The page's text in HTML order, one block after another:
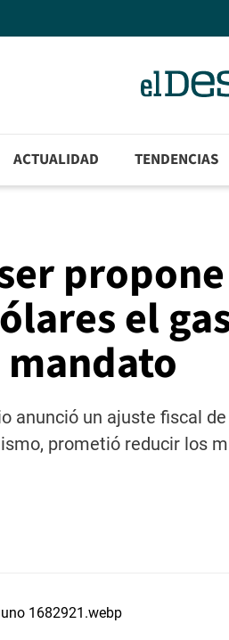
ACTUALIDAD TENDENCIAS
el
anunció un ajuste fiscal
prometió reducir los